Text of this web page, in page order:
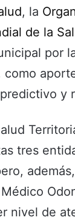
, la
de la
por
como
y
tres
nivel de